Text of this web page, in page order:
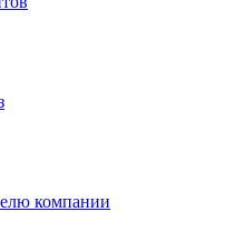
компании